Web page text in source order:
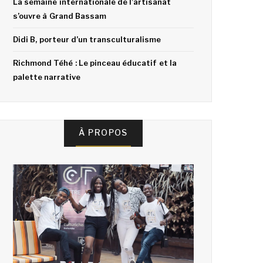
La semaine internationale de l’artisanat
s’ouvre à Grand Bassam
Didi B, porteur d’un transculturalisme
Richmond Téhé : Le pinceau éducatif et la
palette narrative
À PROPOS